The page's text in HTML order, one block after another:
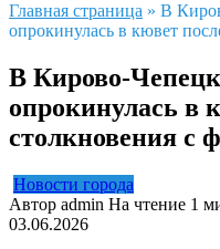
Главная страница » В
опрокинулась в кювет
В Кирово-
опрокинулась в
столкновения с
Новости города
Автор admin На чтение 1
03.06.2026